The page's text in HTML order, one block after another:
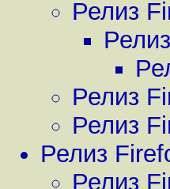
Релиз
Релиз
Релиз
Релиз
Релиз